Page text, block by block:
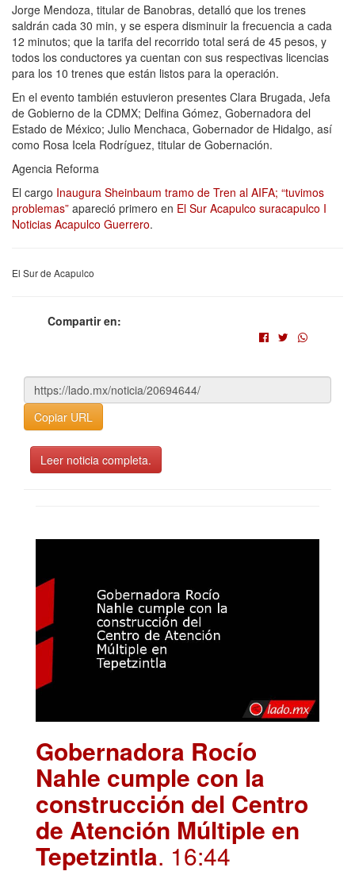
Jorge Mendoza, titular de Banobras, detalló que los trenes
saldrán cada 30 min, y se espera disminuir la frecuencia a cada
12 minutos; que la tarifa del recorrido total será de 45 pesos, y
todos los conductores ya cuentan con sus respectivas licencias
para los 10 trenes que están listos para la operación.
En el evento también estuvieron presentes Clara Brugada, Jefa
de Gobierno de la CDMX; Delfina Gómez, Gobernadora del
Estado de México; Julio Menchaca, Gobernador de Hidalgo, así
como Rosa Icela Rodríguez, titular de Gobernación.
Agencia Reforma
El cargo Inaugura Sheinbaum tramo de Tren al AIFA; “tuvimos
problemas” apareció primero en El Sur Acapulco suracapulco I
Noticias Acapulco Guerrero.
El Sur de Acapulco
Compartir en:
Copiar URL
Leer noticia completa.
Gobernadora Rocío
Nahle cumple con la
construcción del Centro
de Atención Múltiple en
Tepetzintla. 16:44